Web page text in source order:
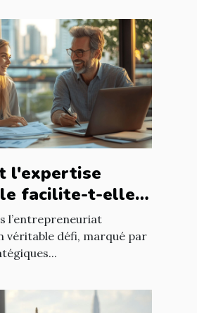
l'expertise
facilite-t-elle
nouveaux
?
l’entrepreneuriat
véritable défi, marqué par